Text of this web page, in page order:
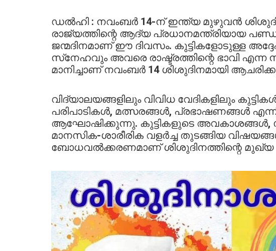
ഡൽഹി : നവംബർ 14-ന് ഇന്ത്യ മുഴുവൻ
രാജ്യത്തിന്റെ ആദ്യ പ്രധാനമന്ത്രിയായ
ജന്മദിനമാണ് ഈ ദിവസം. കുട്ടികളോടുള്ള
സ്‌നേഹവും അവരെ രാഷ്ട്രത്തിന്റെ ഭാവി എന്ന
മാനിച്ചാണ് നവംബർ 14 ശിശുദിനമായി
വിദ്യാലയങ്ങളിലും വിവിധ വേദികളിലും
പരിപാടികൾ, മത്സരങ്ങൾ, പ്രഭാഷണങ്ങൾ എന്നിവ
ആഘോഷിക്കുന്നു. കുട്ടികളുടെ അവകാശങ്ങൾ,
മാനസിക-ശാരീരിക വളർച്ച തുടങ്ങിയ
ബോധവൽക്കരണമാണ് ശിശുദിനത്തിന്റെ മുഖ്യ